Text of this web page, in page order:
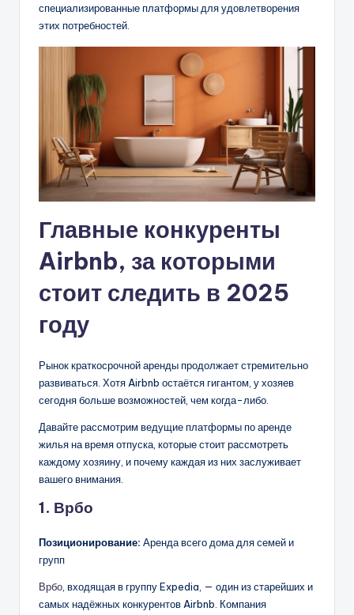
специализированные платформы для удовлетворения
этих потребностей.
Главные конкуренты
Airbnb, за которыми
стоит следить в 2025
году
Рынок краткосрочной аренды продолжает стремительно
развиваться. Хотя Airbnb остаётся гигантом, у хозяев
сегодня больше возможностей, чем когда-либо.
Давайте рассмотрим ведущие платформы по аренде
жилья на время отпуска, которые стоит рассмотреть
каждому хозяину, и почему каждая из них заслуживает
вашего внимания.
1. Врбо
Позиционирование: Аренда всего дома для семей и
групп
Врбо, входящая в группу Expedia, — один из старейших и
самых надёжных конкурентов Airbnb. Компания